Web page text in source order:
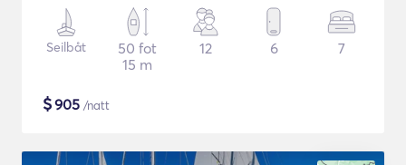
Seilbåt
50 fot
15 m
12 6 7
$905 /natt